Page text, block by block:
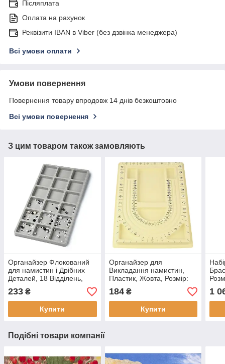
Післяплата
Оплата на рахунок
Реквізити IBAN в Viber (без дзвінка менеджера)
Всі умови оплати
Умови повернення
Повернення товару впродовж 14 днів безкоштовно
Всі умови повернення
З цим товаром також замовляють
Органайзер Флокований
для намистин і Дрібних
Деталей, 18 Відділень,
34.5х20х1.5см, (1 шт)
233 ₴
Купити
Органайзер для
Викладання намистин,
Пластик, Жовта, Розмір:
Довжина 32.5 см, Ширина
23.5 см, 1 шт, 1 шт, 1
184₴
Купити
1
Подібні товари компанії